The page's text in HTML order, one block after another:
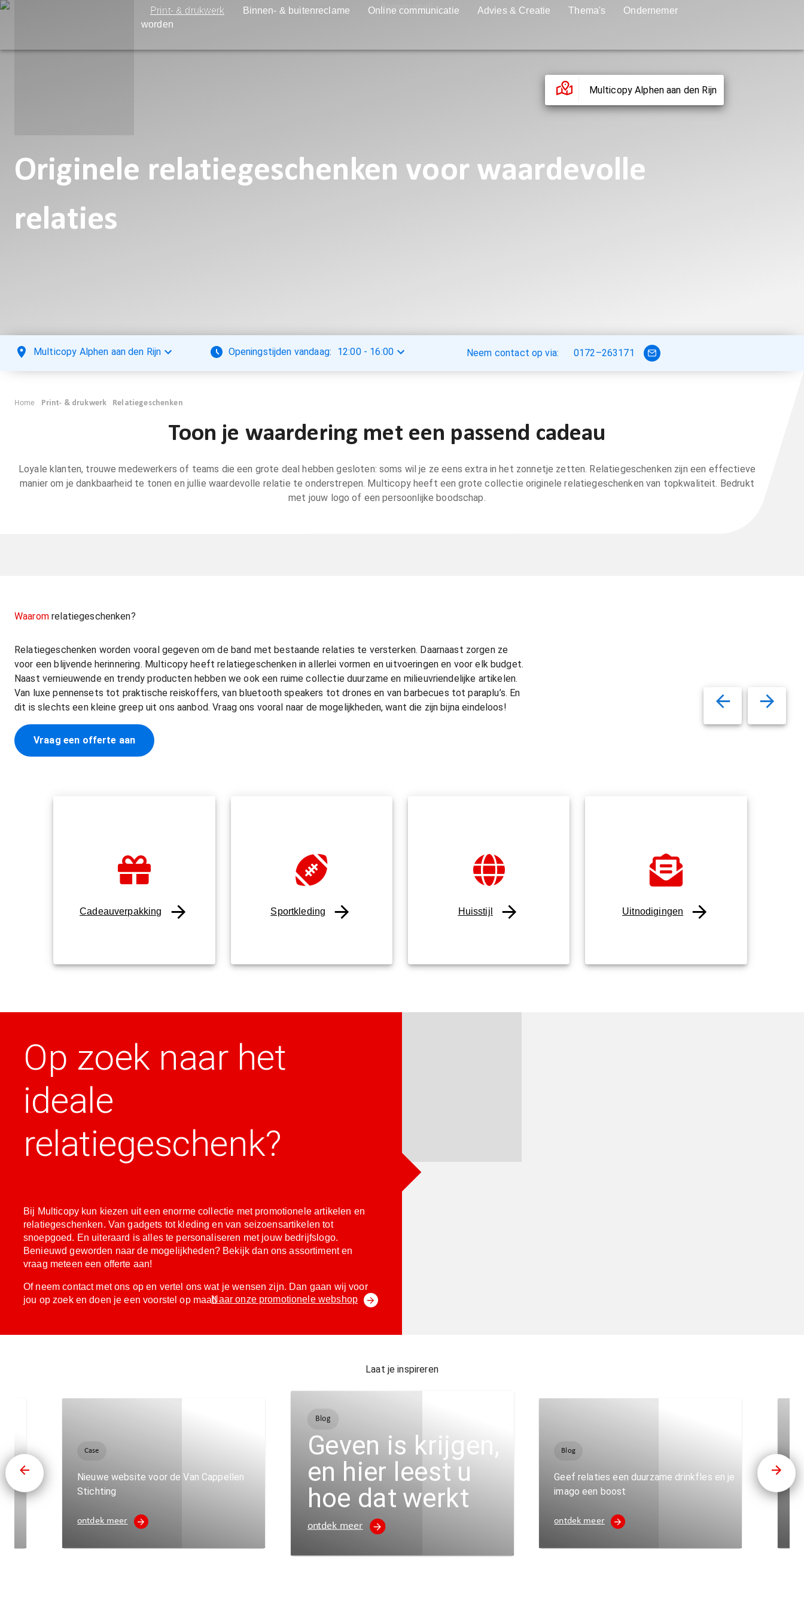
Print- & drukwerk Binnen- & buitenreclame Online communicatie Advies & Creatie Thema's
Ondernemer
worden
Multicopy Alphen aan den Rijn
Originele relatiegeschenken voor waardevolle
relaties
Multicopy Alphen aan den Rijn Openingstijden vandaag: 12:00- 16:00 Neem contact op via: 0172–263171
Home Print- & drukwerk Relatiegeschenken
Toon je waardering met een passend cadeau
Loyale klanten, trouwe medewerkers of teams die een grote deal hebben gesloten: soms wil je ze eens extra in het zonnetje zetten. Relatiegeschenken zijn een effectieve
manier om je dankbaarheid te tonen en jullie waardevolle relatie te onderstrepen. Multicopy heeft een grote collectie originele relatiegeschenken van topkwaliteit. Bedrukt
met jouw logo of een persoonlijke boodschap.
Waaromrelatiegeschenken?
Relatiegeschenken worden vooral gegeven om de band met bestaande relaties te versterken. Daarnaast zorgen ze
voor een blijvende herinnering. Multicopy heeft relatiegeschenken in allerlei vormen en uitvoeringen en voor elk budget.
Naast vernieuwende en trendy producten hebben we ook een ruime collectie duurzame en milieuvriendelijke artikelen.
Van luxe pennensets tot praktische reiskoffers, van bluetooth speakers tot drones en van barbecues tot paraplu’s. En
dit is slechts een kleine greep uit ons aanbod. Vraag ons vooral naar de mogelijkheden, want die zijn bijna eindeloos!
Vraag een offerte aan
Cadeauverpakking Sportkleding Huisstijl Uitnodigingen
Op zoek naar het
ideale
relatiegeschenk?
Bij Multicopy kun kiezen uit een enorme collectie met promotionele artikelen en
relatiegeschenken. Van gadgets tot kleding en van seizoensartikelen tot
snoepgoed. En uiteraard is alles te personaliseren met jouw bedrijfslogo.
Benieuwd geworden naar de mogelijkheden? Bekijk dan ons assortiment en
vraag meteen een offerte aan!
Of neem contact met ons op en vertel ons wat je wensen zijn. Dan gaan wij voor
jou op zoek en doen je een voorstel op maat!Naar onze promotionele webshop
Laat je inspireren
Case
Nieuwe website voor de Van Cappellen
Stichting
ontdek meer
Blog
Geven is krijgen,
en hier leest u
hoe dat werkt
ontdek meer
Blog
Geef relaties een duurzame drinkfles en je
imago een boost
ontdek meer